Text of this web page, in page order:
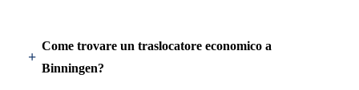
Come trovare un traslocatore economico a
Binningen?